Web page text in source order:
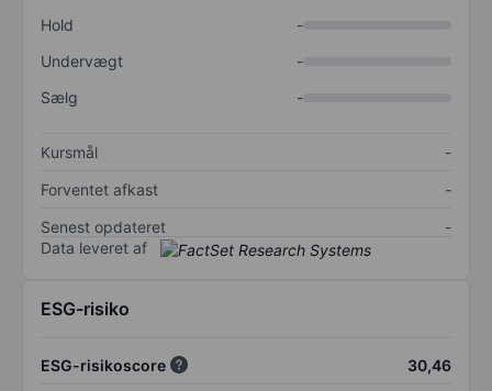
Hold
-
Undervægt
-
Sælg
-
Kursmål
-
Forventet afkast
-
Senest opdateret
-
Data leveret af
ESG-risiko
ESG-risikoscore
30,46